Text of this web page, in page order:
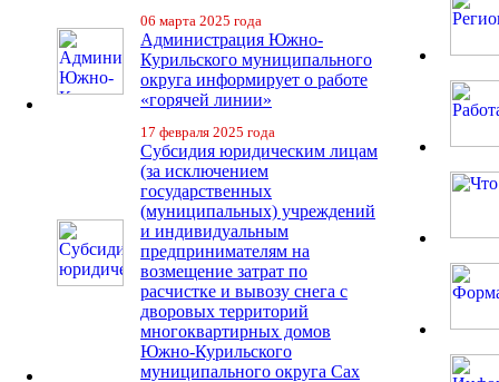
06 марта 2025 года
Администрация Южно-
Курильского муниципального
округа информирует о работе
«горячей линии»
17 февраля 2025 года
Субсидия юридическим лицам
(за исключением
государственных
(муниципальных) учреждений
и индивидуальным
предпринимателям на
возмещение затрат по
расчистке и вывозу снега с
дворовых территорий
многоквартирных домов
Южно-Курильского
муниципального округа Сах